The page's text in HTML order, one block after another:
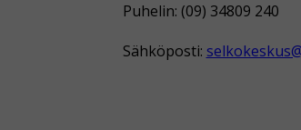
Puhelin: (09) 34809 240
Sähköposti: